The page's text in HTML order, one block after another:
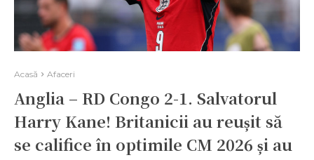
Acasă Afaceri
Anglia – RD Congo 2-1. Salvatorul
Harry Kane! Britanicii au reușit să
se califice în optimile CM 2026 și au